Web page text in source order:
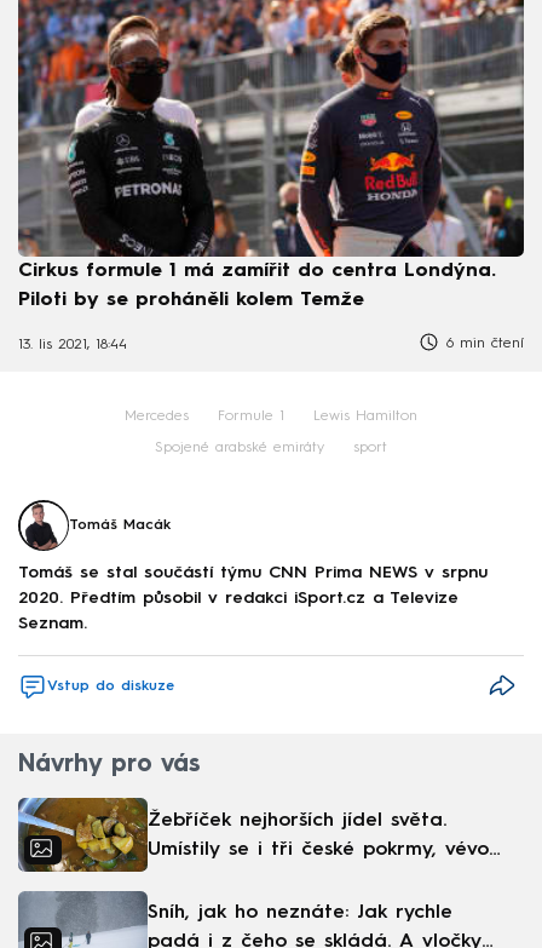
Cirkus formule 1 má zamířit do centra Londýna.
Piloti by se proháněli kolem Temže
13. lis 2021, 18:44 6 min čtení
Mercedes Formule 1 Lewis Hamilton
Spojené arabské emiráty sport
Tomáš Macák
Tomáš se stal součástí týmu CNN Prima NEWS v srpnu
2020. Předtím působil v redakci iSport.cz a Televize
Seznam.
Vstup do diskuze
Návrhy pro vás
Žebříček nejhorších jídel světa.
Umístily se i tři české pokrmy, vévodí
Sníh, jak ho neznáte: Jak rychle
padá i z čeho se skládá. A vločky